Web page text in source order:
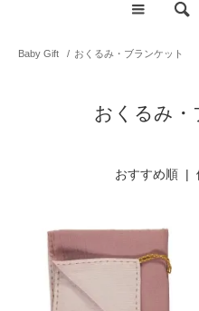
Baby Gift / おくるみ・ブランケット
おくるみ・
おすすめ順 |